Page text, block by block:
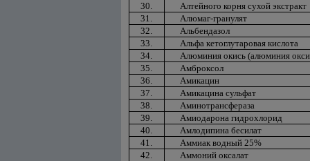
30.
Алтейного корня сухой экстракт
31.
Алюмаг-гранулят
32.
Альбендазол
33.
Альфа кетоглутаровая кислота
34.
Алюминия окись (алюминия
35.
Амброксол
36.
Амикацин
37.
Амикацина сульфат
38.
Аминотрансфераза
39.
Амиодарона гидрохлорид
40.
Амлодипина бесилат
41.
Аммиак водный 25%
42.
Аммоний оксалат